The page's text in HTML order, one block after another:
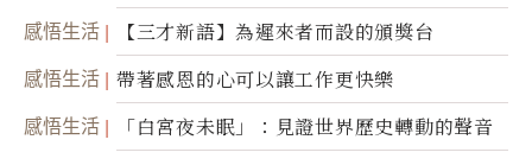
光，帶你滑向自己
感悟生活 【三才新語】為遲來者而設的頒獎台
感悟生活 帶著感恩的心可以讓工作更快樂
感悟生活 「白宮夜未眠」：見證世界歷史轉動的聲音